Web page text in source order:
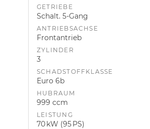
GETRIEBE
Schalt. 5-Gang
ANTRIEBSACHSE
Frontantrieb
ZYLINDER
3
SCHADSTOFFKLASSE
Euro 6b
HUBRAUM
999 ccm
LEISTUNG
70 kW (95 PS)